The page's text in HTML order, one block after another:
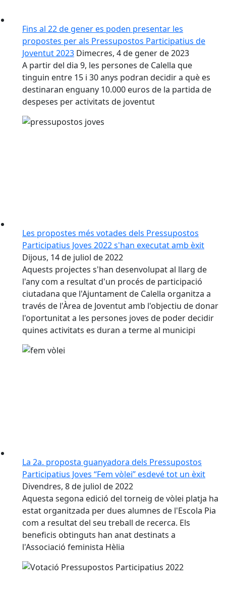
Fins al 22 de gener es poden presentar les
propostes per als Pressupostos Participatius de
Joventut 2023 Dimecres, 4 de gener de 2023
A partir del dia 9, les persones de Calella que
tinguin entre 15 i 30 anys podran decidir a què es
destinaran enguany 10.000 euros de la partida de
despeses per activitats de joventut
Les propostes més votades dels Pressupostos
Participatius Joves 2022 s'han executat amb èxit
Dijous, 14 de juliol de 2022
Aquests projectes s'han desenvolupat al llarg de
l'any com a resultat d'un procés de participació
ciutadana que l'Ajuntament de Calella organitza a
través de l'Àrea de Joventut amb l'objectiu de donar
l'oportunitat a les persones joves de poder decidir
quines activitats es duran a terme al municipi
La 2a. proposta guanyadora dels Pressupostos
Participatius Joves “Fem vòlei” esdevé tot un èxit
Divendres, 8 de juliol de 2022
Aquesta segona edició del torneig de vòlei platja ha
estat organitzada per dues alumnes de l'Escola Pia
com a resultat del seu treball de recerca. Els
beneficis obtinguts han anat destinats a
l'Associació feminista Hèlia